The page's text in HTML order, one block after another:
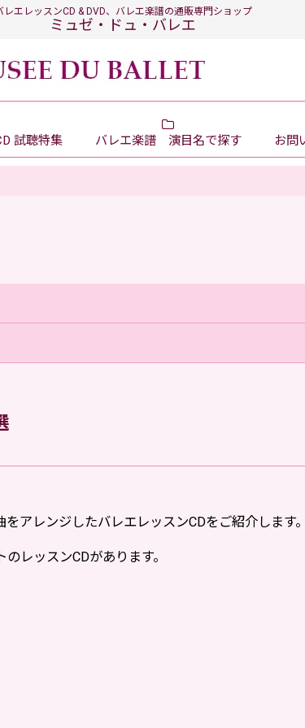
レエレッスンCD & DVD、バレエ楽譜の通販専門ショップ
ミュゼ・ドュ・バレエ
試聴特集 バレエ楽譜 演目名で探す お問
アレンジしたバレエレッスンCDをご紹介します
レッスンCDがあります。